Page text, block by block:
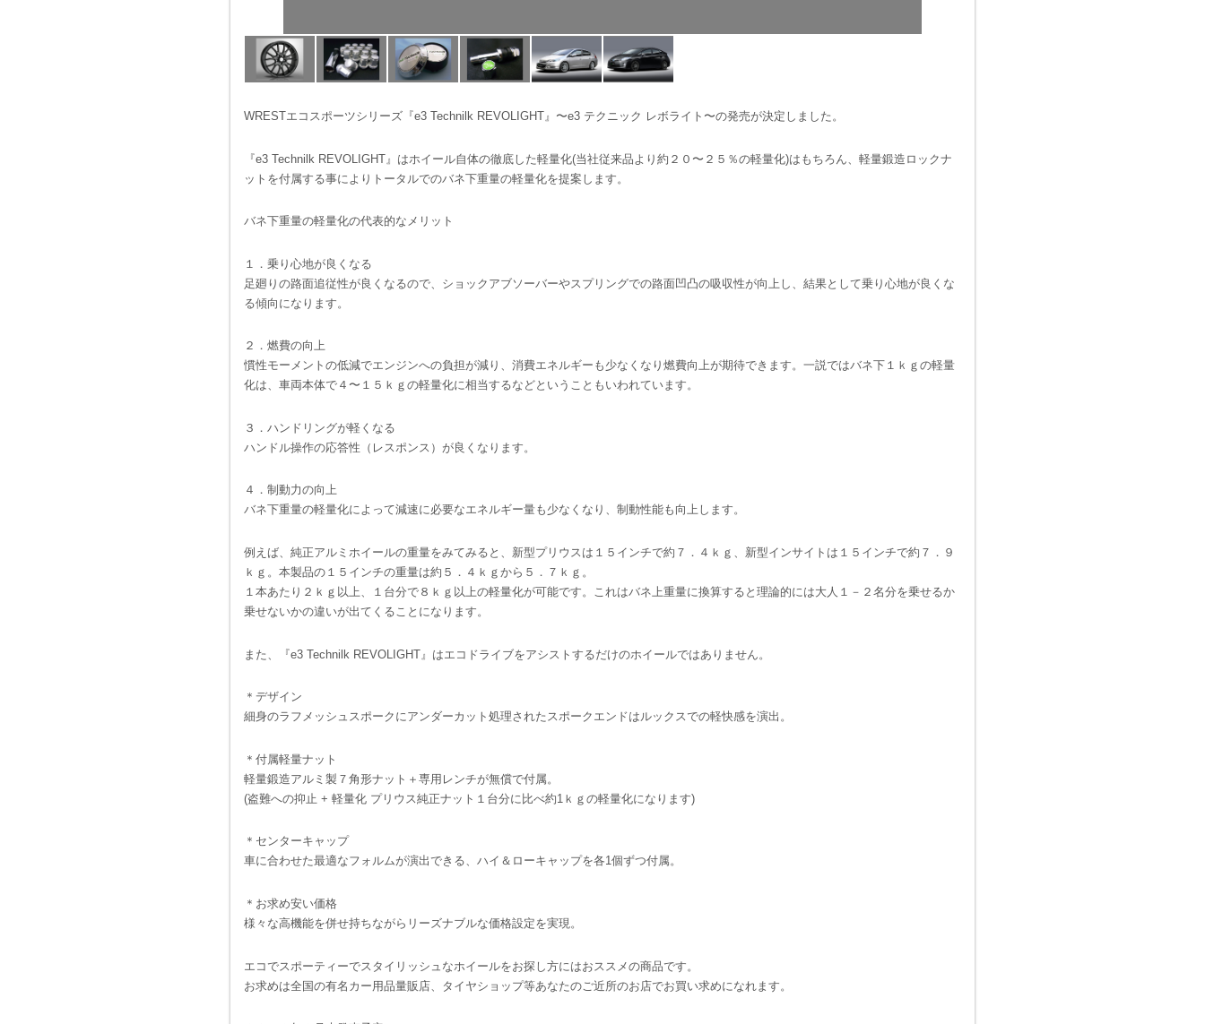
WRESTエコスポーツシリーズ『e3 Technilk REVOLIGHT』〜e3 テクニック レボライト〜の発売が決定しました。
『e3 Technilk REVOLIGHT』はホイール自体の徹底した軽量化(当社従来品より約２０〜２５％の軽量化)はもちろん、軽量鍛造ロックナ
ットを付属する事によりトータルでのバネ下重量の軽量化を提案します。
バネ下重量の軽量化の代表的なメリット
１．乗り心地が良くなる
足廻りの路面追従性が良くなるので、ショックアブソーバーやスプリングでの路面凹凸の吸収性が向上し、結果として乗り心地が良くな
る傾向になります。
２．燃費の向上
慣性モーメントの低減でエンジンへの負担が減り、消費エネルギーも少なくなり燃費向上が期待できます。一説ではバネ下１ｋｇの軽量
化は、車両本体で４〜１５ｋｇの軽量化に相当するなどということもいわれています。
３．ハンドリングが軽くなる
ハンドル操作の応答性（レスポンス）が良くなります。
４．制動力の向上
バネ下重量の軽量化によって減速に必要なエネルギー量も少なくなり、制動性能も向上します。
例えば、純正アルミホイールの重量をみてみると、新型プリウスは１５インチで約７．４ｋｇ、新型インサイトは１５インチで約７．９
ｋｇ。本製品の１５インチの重量は約５．４ｋｇから５．７ｋｇ。
１本あたり２ｋｇ以上、１台分で８ｋｇ以上の軽量化が可能です。これはバネ上重量に換算すると理論的には大人１－２名分を乗せるか
乗せないかの違いが出てくることになります。
また、『e3 Technilk REVOLIGHT』はエコドライブをアシストするだけのホイールではありません。
＊デザイン
細身のラフメッシュスポークにアンダーカット処理されたスポークエンドはルックスでの軽快感を演出。
＊付属軽量ナット
軽量鍛造アルミ製７角形ナット＋専用レンチが無償で付属。
(盗難への抑止 + 軽量化 プリウス純正ナット１台分に比べ約1ｋｇの軽量化になります)
＊センターキャップ
車に合わせた最適なフォルムが演出できる、ハイ＆ローキャップを各1個ずつ付属。
＊お求め安い価格
様々な高機能を併せ持ちながらリーズナブルな価格設定を実現。
エコでスポーティーでスタイリッシュなホイールをお探し方にはおススメの商品です。
お求めは全国の有名カー用品量販店、タイヤショップ等あなたのご近所のお店でお買い求めになれます。